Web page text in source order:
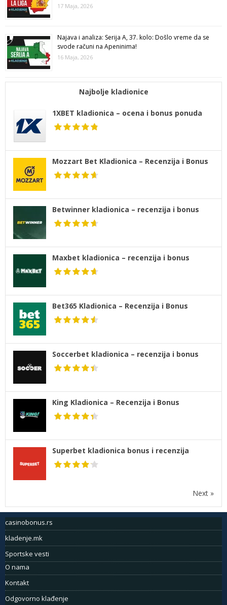
17 Maja, 2026
Najava i analiza: Serija A, 37. kolo: Došlo vreme da se
svode računi na Apeninima!
16 Maja, 2026
Najbolje kladionice
1XBET kladionica – ocena i bonus ponuda
Mozzart Bet Kladionica – Recenzija i Bonus
Betwinner kladionica – recenzija i bonus
Maxbet kladionica – recenzija i bonus
Bet365 Kladionica – Recenzija i Bonus
Soccerbet kladionica – recenzija i bonus
King Kladionica – Recenzija i Bonus
Superbet kladionica bonus i recenzija
Next »
casinobonus.rs
kladenje.mk
Sportske vesti
O nama
Kontakt
Odgovorno klađenje